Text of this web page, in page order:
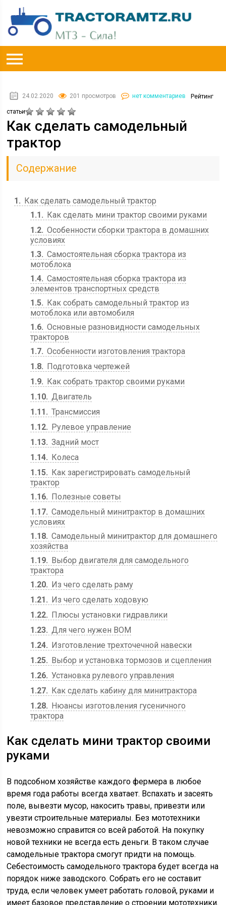
24.02.2020 201 просмотров нет комментариев Рейтинг
статьи
Как сделать самодельный
трактор
Содержание
1
Как сделать самодельный трактор
1.1
Как сделать мини трактор своими руками
1.2 Особенности сборки трактора в домашних
условиях
1.3 Самостоятельная сборка трактора из
мотоблока
1.4 Самостоятельная сборка трактора из
элементов транспортных средств
1.5
Как собрать самодельный трактор из
мотоблока или автомобиля
1.6 Основные разновидности самодельных
тракторов
1.7 Особенности изготовления трактора
1.8
Подготовка чертежей
1.9
Как собрать трактор своими руками
1.10 Двигатель
1.11
Трансмиссия
1.12
Рулевое управление
1.13 Задний мост
1.14
Колеса
1.15
Как зарегистрировать самодельный
трактор
1.16
Полезные советы
1.17 Самодельный минитрактор в домашних
условиях
1.18 Самодельный минитрактор для домашнего
хозяйства
1.19
Выбор двигателя для самодельного
трактора
1.20
Из чего сделать раму
1.21
Из чего сделать ходовую
1.22
Плюсы установки гидравлики
1.23 Для чего нужен ВОМ
1.24
Изготовление трехточечной навески
1.25
Выбор и установка тормозов и сцепления
1.26 Установка рулевого управления
1.27
Как сделать кабину для минитрактора
1.28
Нюансы изготовления гусеничного
трактора
Как сделать мини трактор своими
руками
В подсобном хозяйстве каждого фермера в любое
время года работы всегда хватает. Вспахать и засеять
поле, вывезти мусор, накосить травы, привезти или
увезти строительные материалы. Без мототехники
невозможно справится со всей работой. На покупку
новой техники не всегда есть деньги. В таком случае
самодельные трактора смогут придти на помощь.
Себестоимость самодельного трактора будет всегда на
порядок ниже заводского. Собрать его не составит
труда, если человек умеет работать головой, руками и
имеет базовое представление о строении мототехники.